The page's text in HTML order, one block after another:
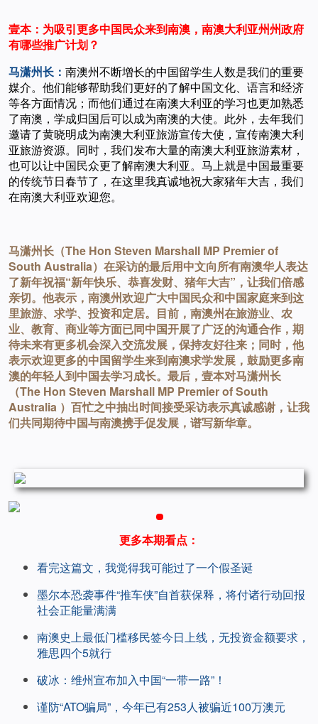
壹本：为吸引更多中国民众来到南澳，南澳大利亚州州政府
有哪些推广计划？
马潇州长： 南澳州不断增长的中国留学生人数是我们的重要
媒介。他们能够帮助我们更好的了解中国文化、语言和经济
等各方面情况；而他们通过在南澳大利亚的学习也更加熟悉
了南澳，学成归国后可以成为南澳的大使。此外，去年我们
邀请了黄晓明成为南澳大利亚旅游宣传大使，宣传南澳大利
亚旅游资源。同时，我们发布大量的南澳大利亚旅游素材，
也可以让中国民众更了解南澳大利亚。马上就是中国最重要
的传统节日春节了，在这里我真诚地祝大家猪年大吉，我们
在南澳大利亚欢迎您。
马潇州长（The Hon Steven Marshall MP Premier of
South Australia）在采访的最后用中文向所有南澳华人表达
了新年祝福“新年快乐、恭喜发财、猪年大吉”，让我们倍感
亲切。他表示，南澳州欢迎广大中国民众和中国家庭来到这
里旅游、求学、投资和定居。目前，南澳州在旅游业、农
业、教育、商业等方面已同中国开展了广泛的沟通合作，期
待未来有更多机会深入交流发展，保持友好往来；同时，他
表示欢迎更多的中国留学生来到南澳求学发展，鼓励更多南
澳的年轻人到中国去学习成长。最后，壹本对马潇州长
（The Hon Steven Marshall MP Premier of South
Australia ）百忙之中抽出时间接受采访表示真诚感谢，让我
们共同期待中国与南澳携手促发展，谱写新华章。
更多本期看点：
看完这篇文，我觉得我可能过了一个假圣诞
墨尔本恐袭事件“推车侠”自首获保释，将付诸行动回报
社会正能量满满
南澳史上最低门槛移民签今日上线，无投资金额要求，
雅思四个5就行
破冰：维州宣布加入中国“一带一路”！
谨防“ATO骗局”，今年已有253人被骗近100万澳元